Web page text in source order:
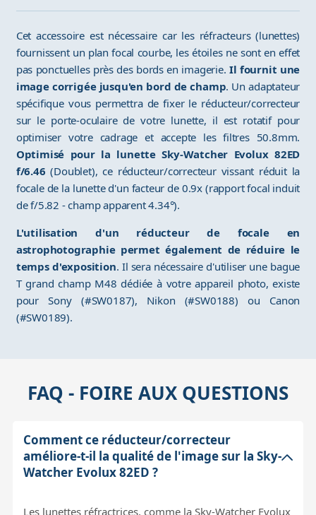
Cet accessoire est nécessaire car les réfracteurs (lunettes)
fournissent un plan focal courbe, les étoiles ne sont en effet
pas ponctuelles près des bords en imagerie. Il fournit une
image corrigée jusqu'en bord de champ. Un adaptateur
spécifique vous permettra de fixer le réducteur/correcteur
sur le porte-oculaire de votre lunette, il est rotatif pour
optimiser votre cadrage et accepte les filtres 50.8mm.
Optimisé pour la lunette Sky-Watcher Evolux 82ED
f/6.46 (Doublet), ce réducteur/correcteur vissant réduit la
focale de la lunette d'un facteur de 0.9x (rapport focal induit
de f/5.82 - champ apparent 4.34°).
L'utilisation d'un réducteur de focale en
astrophotographie permet également de réduire le
temps d'exposition. Il sera nécessaire d'utiliser une bague
T grand champ M48 dédiée à votre appareil photo, existe
pour Sony (#SW0187), Nikon (#SW0188) ou Canon
(#SW0189).
FAQ - FOIRE AUX QUESTIONS
Comment ce réducteur/correcteur
améliore-t-il la qualité de l'image sur la Sky-
Watcher Evolux 82ED ?
Les lunettes réfractrices, comme la Sky-Watcher Evolux